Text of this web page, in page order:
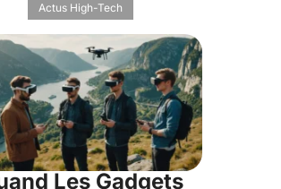
Actus High-Tech
Les Gadgets